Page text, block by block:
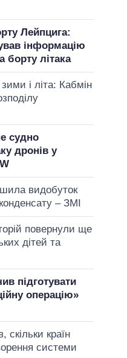
Лейпцига:
інформацію
борту літака
і літа: Кабмін
судно
дронів у
видобуток
– ЗМІ
повернули ще
дітей та
підготувати
операцію»
скільки країн
системи